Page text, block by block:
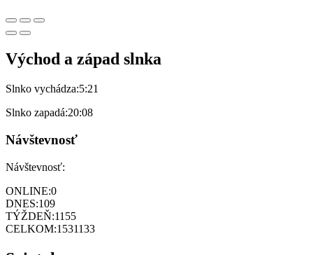
Východ a západ slnka
Slnko vychádza:5:21
Slnko zapadá:20:08
Návštevnosť
Návštevnosť:
ONLINE:0
DNES:109
TÝŽDEŇ:1155
CELKOM:1531133